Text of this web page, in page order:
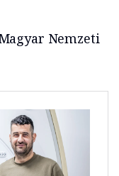
Nemzeti